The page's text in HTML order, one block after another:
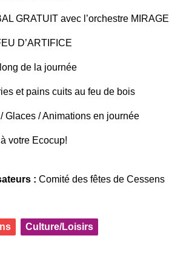
GRATUIT avec l’orchestre MIRAGE
D’ARTIFICE
de la journée
et pains cuits au feu de bois
Glaces / Animations en journée
votre Ecocup!
: Comité des fêtes de Cessens
Culture/Loisirs